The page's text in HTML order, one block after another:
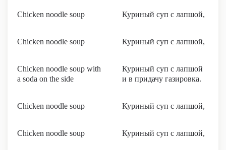
Chicken noodle soup Куриный суп с лапшой,
Chicken noodle soup Куриный суп с лапшой,
Chicken noodle soup with
a soda on the side
Куриный суп с лапшой
и в придачу газировка.
Chicken noodle soup Куриный суп с лапшой,
Chicken noodle soup Куриный суп с лапшой,